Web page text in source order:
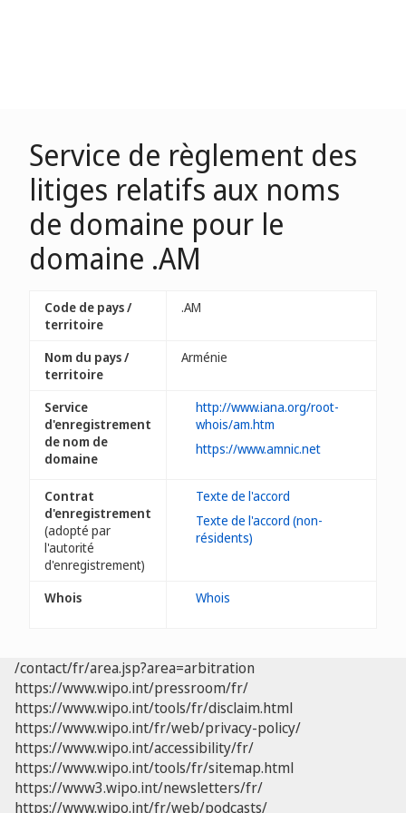
Service de règlement des
litiges relatifs aux noms
de domaine pour le
domaine .AM
Code de pays /
territoire
.AM
Nom du pays /
territoire
Arménie
Service
d'enregistrement
de nom de
domaine
http://www.iana.org/root-
whois/am.htm
https://www.amnic.net
Contrat
d'enregistrement
(adopté par
l'autorité
d'enregistrement)
Texte de l'accord
Texte de l'accord (non-
résidents)
Whois Whois
/contact/fr/area.jsp?area=arbitration
https://www.wipo.int/pressroom/fr/
https://www.wipo.int/tools/fr/disclaim.html
https://www.wipo.int/fr/web/privacy-policy/
https://www.wipo.int/accessibility/fr/
https://www.wipo.int/tools/fr/sitemap.html
https://www3.wipo.int/newsletters/fr/
https://www.wipo.int/fr/web/podcasts/